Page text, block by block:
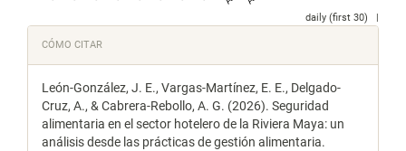
daily (first 30) |
Detalles
del
artículo
CÓMO CITAR
León-González, J. E., Vargas-Martínez, E. E., Delgado-
Cruz, A., & Cabrera-Rebollo, A. G. (2026). Seguridad
alimentaria en el sector hotelero de la Riviera Maya: un
análisis desde las prácticas de gestión alimentaria.